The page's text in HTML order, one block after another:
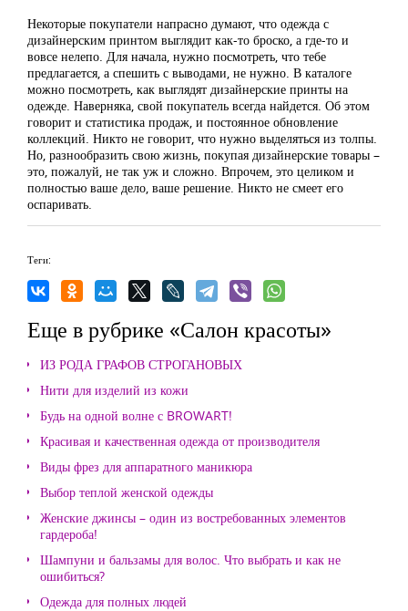
Некоторые покупатели напрасно думают, что одежда с
дизайнерским принтом выглядит как-то броско, а где-то и
вовсе нелепо. Для начала, нужно посмотреть, что тебе
предлагается, а спешить с выводами, не нужно. В каталоге
можно посмотреть, как выглядят дизайнерские принты на
одежде. Наверняка, свой покупатель всегда найдется. Об этом
говорит и статистика продаж, и постоянное обновление
коллекций. Никто не говорит, что нужно выделяться из толпы.
Но, разнообразить свою жизнь, покупая дизайнерские товары –
это, пожалуй, не так уж и сложно. Впрочем, это целиком и
полностью ваше дело, ваше решение. Никто не смеет его
оспаривать.
Теги:
Еще в рубрике «Салон красоты»
ИЗ РОДА ГРАФОВ СТРОГАНОВЫХ
Нити для изделий из кожи
Будь на одной волне с BROWART!
Красивая и качественная одежда от производителя
Виды фрез для аппаратного маникюра
Выбор теплой женской одежды
Женские джинсы – один из востребованных элементов
гардероба!
Шампуни и бальзамы для волос. Что выбрать и как не
ошибиться?
Одежда для полных людей